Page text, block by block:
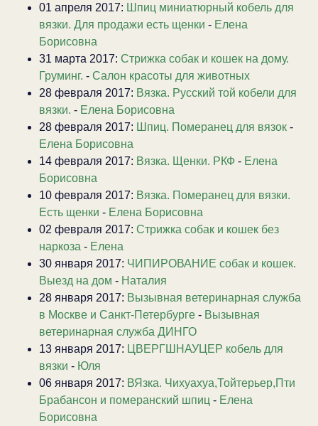
01 апреля 2017: Шпиц миниатюрный кобель для
вязки. Для продажи есть щенки - Елена
Борисовна
31 марта 2017: Стрижка собак и кошек на дому.
Груминг. - Салон красоты для животных
28 февраля 2017: Вязка. Русский той кобели для
вязки. - Елена Борисовна
28 февраля 2017: Шпиц. Померанец для вязок -
Елена Борисовна
14 февраля 2017: Вязка. Щенки. РКФ - Елена
Борисовна
10 февраля 2017: Вязка. Померанец для вязки.
Есть щенки - Елена Борисовна
02 февраля 2017: Стрижка собак и кошек без
наркоза - Елена
30 января 2017: ЧИПИРОВАНИЕ собак и кошек.
Выезд на дом - Наталия
28 января 2017: Вызывная ветеринарная служба
в Москве и Санкт-Петербурге - Вызывная
ветеринарная служба ДИНГО
13 января 2017: ЦВЕРГШНАУЦЕР кобель для
вязки - Юля
06 января 2017: ВЯзка. Чихуахуа,Тойтерьер,Пти
Брабансон и померанский шпиц - Елена
Борисовна